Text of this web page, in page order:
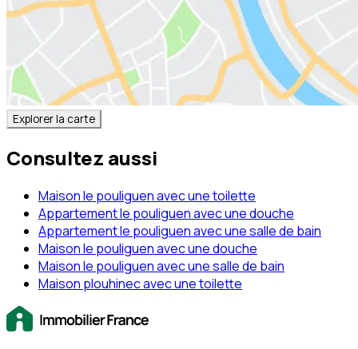
Explorer la carte
Consultez aussi
Maison le pouliguen avec une toilette
Appartement le pouliguen avec une douche
Appartement le pouliguen avec une salle de bain
Maison le pouliguen avec une douche
Maison le pouliguen avec une salle de bain
Maison plouhinec avec une toilette